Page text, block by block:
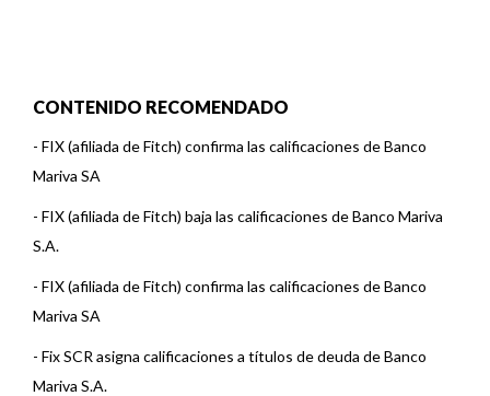
CONTENIDO RECOMENDADO
- FIX (afiliada de Fitch) confirma las calificaciones de Banco
Mariva SA
- FIX (afiliada de Fitch) baja las calificaciones de Banco Mariva
S.A.
- FIX (afiliada de Fitch) confirma las calificaciones de Banco
Mariva SA
- Fix SCR asigna calificaciones a títulos de deuda de Banco
Mariva S.A.